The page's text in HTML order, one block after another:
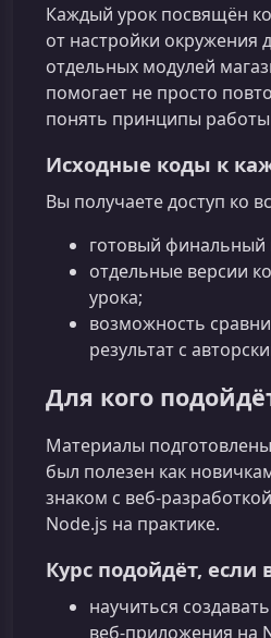
Каждый урок посвящён
от настройки окружения
отдельных модулей
помогает не просто
понять принципы работы
Исходные коды к
Вы получаете доступ ко
готовый финальный
отдельные версии
урока;
возможность
результат с
Для кого
Материалы
был полезен как
знаком с
Node.js на практике.
Курс подойдёт, если
научиться
веб‑приложения на